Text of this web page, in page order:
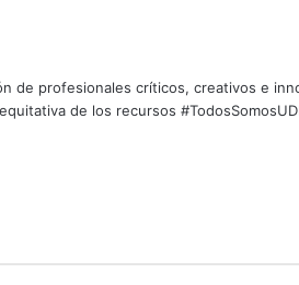
de profesionales críticos, creativos e
de los recursos